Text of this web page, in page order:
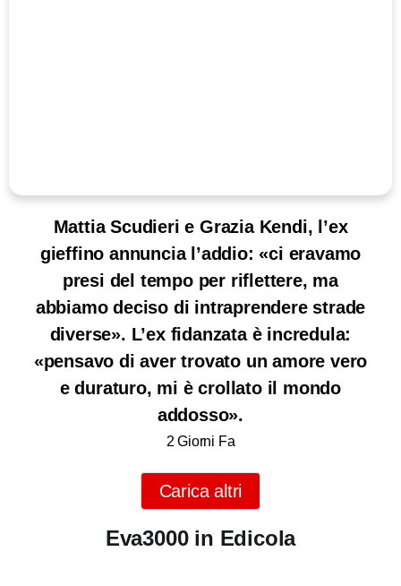
Mattia Scudieri e Grazia Kendi, l’ex
gieffino annuncia l’addio: «ci eravamo
presi del tempo per riflettere, ma
abbiamo deciso di intraprendere strade
diverse». L’ex fidanzata è incredula:
«pensavo di aver trovato un amore vero
e duraturo, mi è crollato il mondo
addosso».
2 Giorni Fa
Carica altri
Eva3000 in Edicola